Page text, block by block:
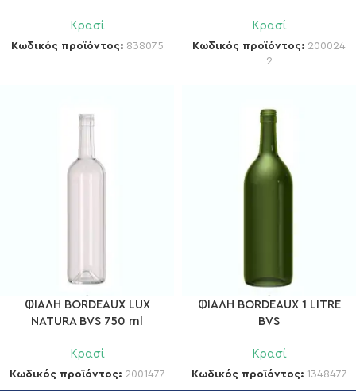
Κρασί
Κωδικός προϊόντος: 838075
Κρασί
Κωδικός προϊόντος: 200024
2
ΦΙΑΛΗ BORDEAUX LUX
NATURA BVS 750 ml
Κρασί
Κωδικός προϊόντος: 2001477
ΦΙΑΛΗ BORDEAUX 1 LITRE
BVS
Κρασί
Κωδικός προϊόντος: 1348477